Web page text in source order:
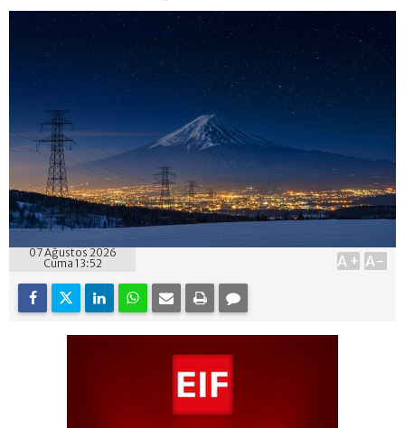
07 Ağustos 2026
Cuma 13:52
A+ A-